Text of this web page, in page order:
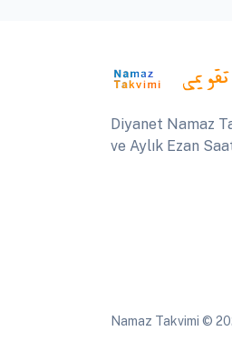
Diyanet Namaz
Namaz Takvimi ©